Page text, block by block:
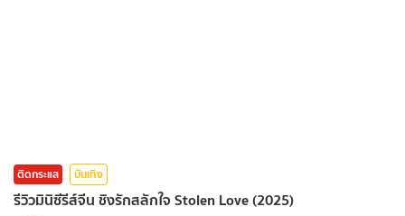
ติดกระแส บันเทิง
รีวิวมินิซีรีส์จีน ชิงรักสลักใจ Stolen Love (2025)